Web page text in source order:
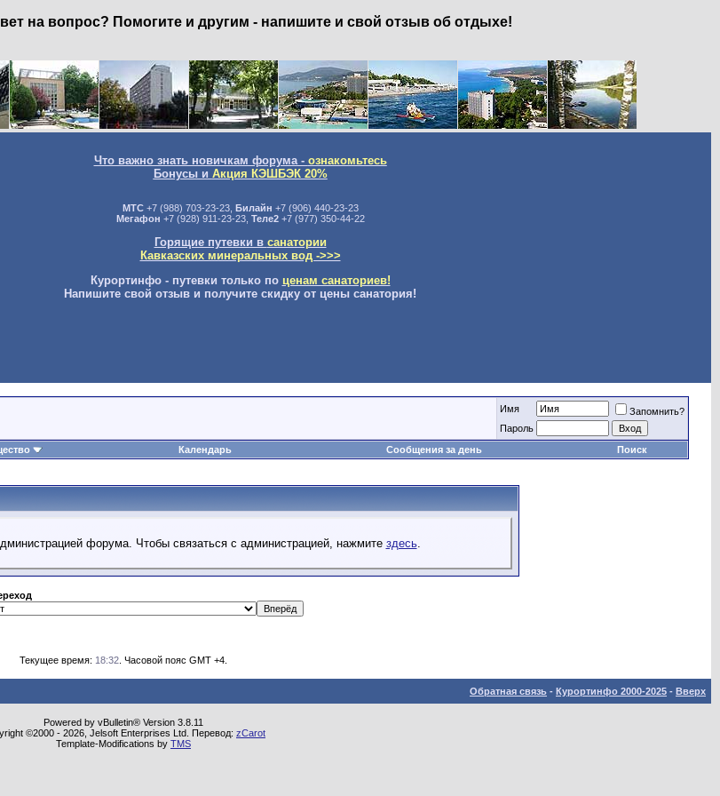
на вопрос? Помогите и другим - напишите и свой отзыв об отдыхе!
Что важно знать новичкам форума - ознакомьтесь
Бонусы и Акция КЭШБЭК 20%
МТС+7 (988) 703-23-23, Билайн +7 (906) 440-23-23
Мегафон +7 (928) 911-23-23, Теле2+7 (977) 350-44-22
Горящие путевки в санатории
Кавказских минеральных вод ->>>
Курортинфо - путевки только по ценам санаториев!
Напишите свой отзыв и получите скидку от цены санатория!
Имя
Запомнить?
Пароль
Календарь Сообщения за день Поиск
форума. Чтобы связаться с администрацией, нажмите здесь.
Текущее время: 18:32 . Часовой пояс GMT +4.
Обратная связь - Курортинфо 2000-2025 - Вверх
Powered by vBulletin® Version 3.8.11
©2000 - 2026, Jelsoft Enterprises Ltd. Перевод: zCarot
Template-Modifications by TMS